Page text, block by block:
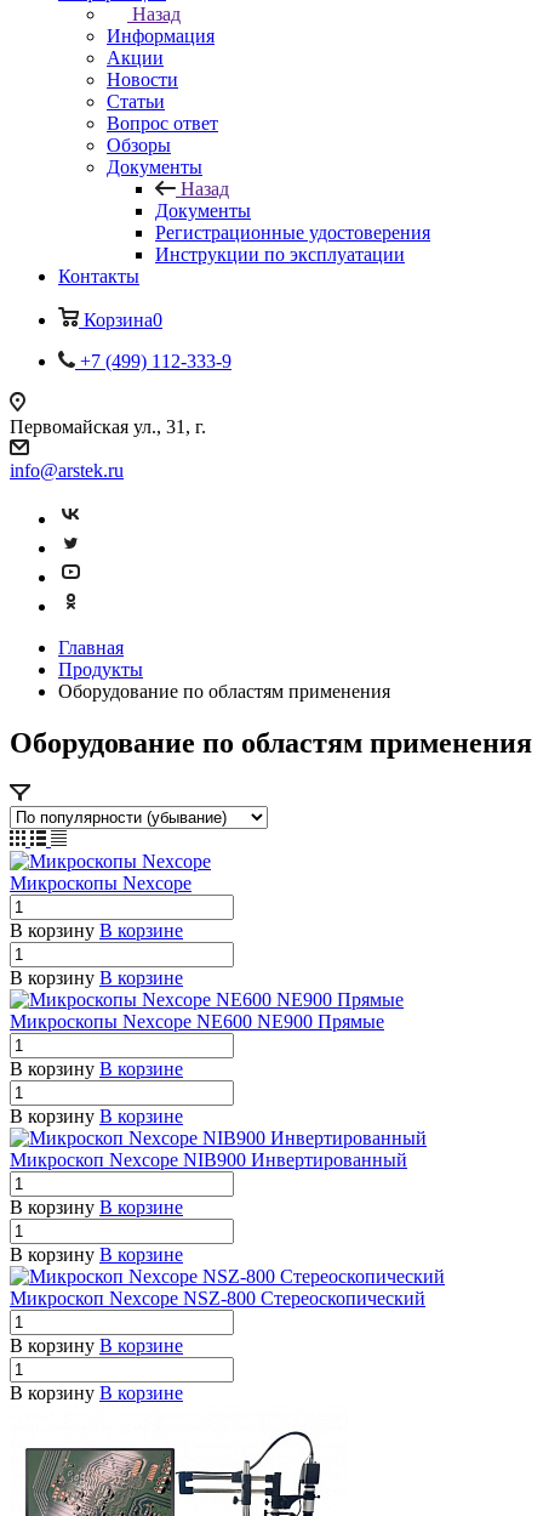
Назад
Информация
Акции
Новости
Статьи
Вопрос ответ
Обзоры
Документы
Назад
Документы
Регистрационные удостоверения
Инструкции по эксплуатации
Контакты
Корзина0
+7 (499) 112-333-9
Первомайская ул., 31, г.
info@arstek.ru
Главная
Продукты
Оборудование по областям применения
Оборудование по областям применения
Микроскопы Nexcope
В корзину В корзине
В корзину В корзине
Микроскопы Nexcope NE600 NE900 Прямые
В корзину В корзине
В корзину В корзине
Микроскоп Nexcope NIB900 Инвертированный
В корзину В корзине
В корзину В корзине
Микроскоп Nexcope NSZ-800 Стереоскопический
В корзину В корзине
В корзину В корзине